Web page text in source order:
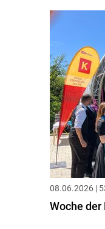
08.06.2026 |
Woche